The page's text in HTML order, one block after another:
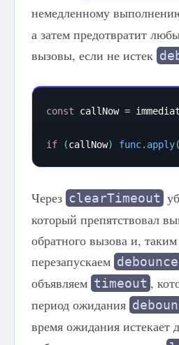
немедленному
а затем предотвратит
вызовы, если не истек
const callNow =
if (callNow) func. apply(
Через clearTimeout
который препятствовал
обратного вызова и,
перезапускаем debounce
объявляем timeout ,
период ожидания
время ожидания истекает